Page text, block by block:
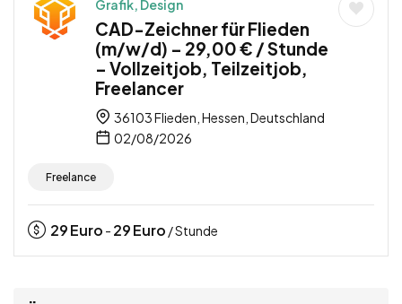
Grafik, Design
CAD-Zeichner für Flieden
(m/w/d) – 29,00 € / Stunde
– Vollzeitjob, Teilzeitjob,
Freelancer
36103 Flieden, Hessen, Deutschland
02/08/2026
Freelance
29Euro - 29Euro / Stunde